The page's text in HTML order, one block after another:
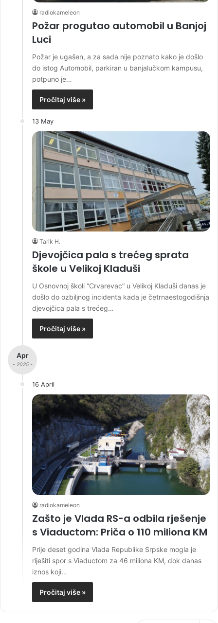
radiokameleon
Požar progutao automobil u Banjoj
Luci
Požar je ugašen, a za sada nije poznato kako je došlo
do istog Automobil, parkiran u banjalučkom kampusu,
potpuno je…
Pročitaj više »
13 May
Tarik H.
Djevojčica pala s trećeg sprata
škole u Velikoj Kladuši
U Osnovnoj školi “Crvarevac” u Velikoj Kladuši danas je
došlo do ozbiljnog incidenta kada je četrnaestogodišnja
djevojčica pala s trećeg…
Pročitaj više »
Apr
- 2025 -
16 April
radiokameleon
Zašto je Vlada RS-a odbila rješenje
s Viaductom: Priča o 110 miliona KM
Prije deset godina Vlada Republike Srpske mogla je
riješiti spor s Viaductom za 46 miliona KM, dok danas
iznos koji…
Pročitaj više »